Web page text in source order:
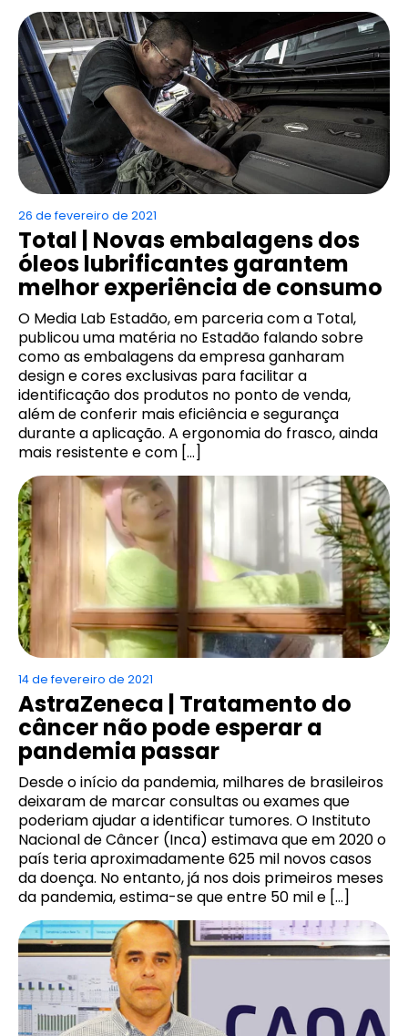
26 de fevereiro de 2021
Total | Novas embalagens dos
óleos lubrificantes garantem
melhor experiência de consumo
O Media Lab Estadão, em parceria com a Total,
publicou uma matéria no Estadão falando sobre
como as embalagens da empresa ganharam
design e cores exclusivas para facilitar a
identificação dos produtos no ponto de venda,
além de conferir mais eficiência e segurança
durante a aplicação. A ergonomia do frasco, ainda
mais resistente e com […]
14 de fevereiro de 2021
AstraZeneca | Tratamento do
câncer não pode esperar a
pandemia passar
Desde o início da pandemia, milhares de brasileiros
deixaram de marcar consultas ou exames que
poderiam ajudar a identificar tumores. O Instituto
Nacional de Câncer (Inca) estimava que em 2020 o
país teria aproximadamente 625 mil novos casos
da doença. No entanto, já nos dois primeiros meses
da pandemia, estima-se que entre 50 mil e […]